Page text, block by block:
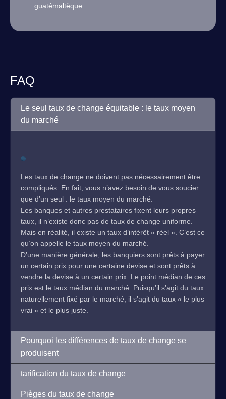
guatémaltèque
FAQ
Le seul taux de change équitable : le taux moyen
du marché
Les taux de change ne doivent pas nécessairement être
compliqués. En fait, vous n’avez besoin de vous soucier
que d’un seul : le taux moyen du marché.
Les banques et autres prestataires fixent leurs propres
taux, il n’existe donc pas de taux de change uniforme.
Mais en réalité, il existe un taux d’intérêt « réel ». C’est ce
qu’on appelle le taux moyen du marché.
D’une manière générale, les banquiers sont prêts à payer
un certain prix pour une certaine devise et sont prêts à
vendre la devise à un certain prix. Le point médian de ces
prix est le taux médian du marché. Puisqu’il s’agit du taux
naturellement fixé par le marché, il s’agit du taux « le plus
vrai » et le plus juste.
Pourquoi les différences de taux de change se
produisent
tarification du taux de change
Pièges du taux de change